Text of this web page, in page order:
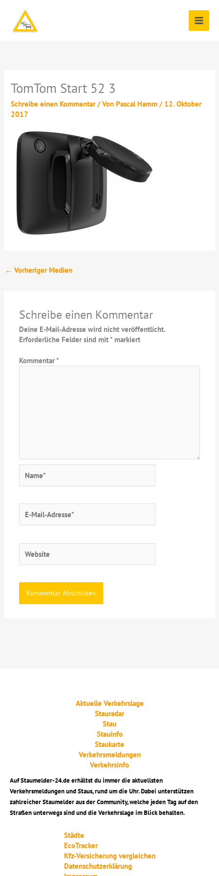
springen
TomTom Start 52 3
Schreibe einen Kommentar / VonPascal Hamm/ 12. Oktober
2017
← Vorheriger Medien
Schreibe einen Kommentar
Deine E-Mail-Adresse wird nicht veröffentlicht.
Erforderliche Felder sind mit* markiert
Kommentar*
Mail-
Aktuelle Verkehrslage
Stauradar
Stau
Stauinfo
Staukarte
Verkehrsmeldungen
Verkehrsinfo
Auf Staumelder-24.de erhältst du immer die aktuellsten
Verkehrsmeldungen und Staus, rund um die Uhr. Dabei unterstützen
zahlreicher Staumelder aus der Community, welche jeden Tag auf den
Straßen unterwegs sind und die Verkehrslage im Blick behalten.
Städte
EcoTracker
Kfz-Versicherung vergleichen
Datenschutzerklärung